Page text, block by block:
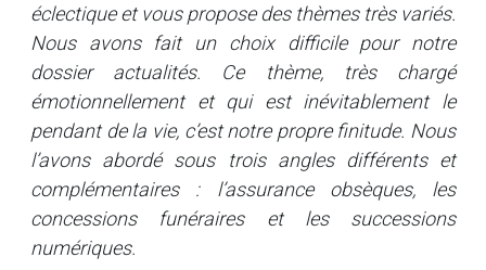
éclectique et vous propose des thèmes très variés.
Nous avons fait un choix difficile pour notre
dossier actualités. Ce thème, très chargé
émotionnellement et qui est inévitablement le
pendant de la vie, c’est notre propre finitude. Nous
l’avons abordé sous trois angles différents et
complémentaires : l’assurance obsèques, les
concessions funéraires et les successions
numériques.